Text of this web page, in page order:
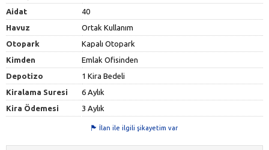
Aidat
40
Havuz
Ortak Kullanım
Otopark
Kapalı Otopark
Kimden
Emlak Ofisinden
Depotizo
1 Kira Bedeli
Kiralama Suresi
6 Aylık
Kira Ödemesi
3 Aylık
İlan ile ilgili şikayetim var